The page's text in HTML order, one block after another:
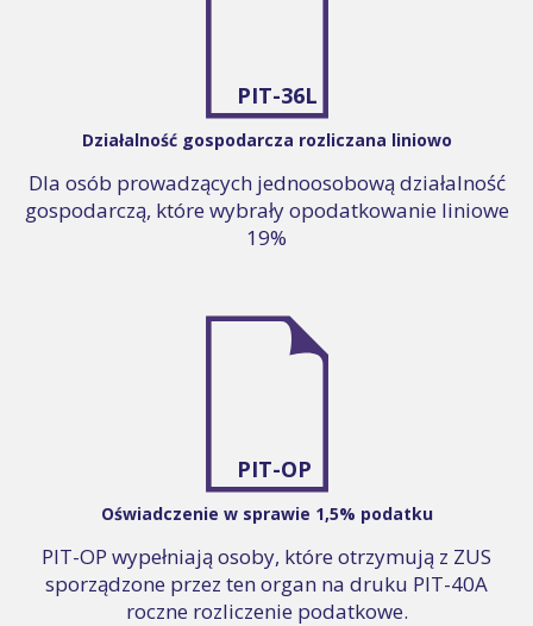
PIT-36L
Działalność gospodarcza rozliczana liniowo
Dla osób prowadzących jednoosobową działalność
gospodarczą, które wybrały opodatkowanie liniowe
19%
PIT-OP
Oświadczenie w sprawie 1,5% podatku
PIT-OP wypełniają osoby, które otrzymują z ZUS
sporządzone przez ten organ na druku PIT-40A
roczne rozliczenie podatkowe.